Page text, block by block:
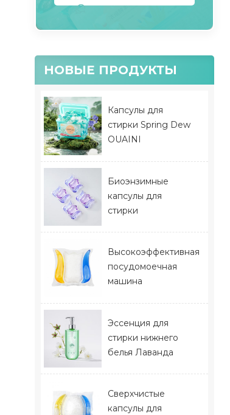
НОВЫЕ ПРОДУКТЫ
Капсулы для
стирки Spring Dew
OUAINI
Биоэнзимные
капсулы для
стирки
Высокоэффективная
посудомоечная
машина
Эссенция для
стирки нижнего
белья Лаванда
Сверхчистые
капсулы для